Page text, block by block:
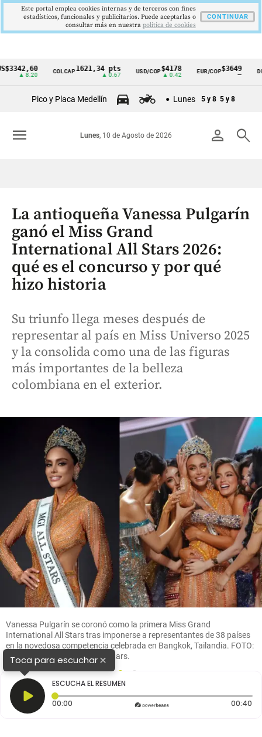
Cintillo
Colombia
▲ 8.20
COLCAP1621,34 pts
▲ 0.67
USD/COP$4178
▲ 0.42
EUR/COP$3649
Pico y Placa Medellín Lunes 5 y 8 5 y 8
person search
Lunes, 10 de Agosto de 2026
menu
La antioqueña Vanessa Pulgarín
ganó el Miss Grand
International All Stars 2026:
qué es el concurso y por qué
hizo historia
Su triunfo llega meses después de
representar al país en Miss Universo 2025
y la consolida como una de las figuras
más importantes de la belleza
colombiana en el exterior.
Vanessa Pulgarín se coronó como la primera Miss Grand
International All Stars tras imponerse a representantes de 38 países
en la novedosa competencia celebrada en Bangkok, Tailandia. FOTO:
Miss Grand International All Stars.
Toca para escuchar×
ESCUCHA EL RESUMEN
00:00 Tiempo transcurrido: 0 segundos 00:40
Este portal emplea cookies internas y de terceros con fines
estadísticos, funcionales y publicitarios. Puede aceptarlas o
consultar más en nuestra politica de cookies
CONTINUAR